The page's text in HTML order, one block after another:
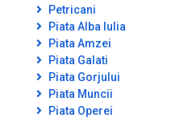
Petricani
Piata Alba Iulia
Piata Amzei
Piata Galati
Piata Gorjului
Piata Muncii
Piata Operei